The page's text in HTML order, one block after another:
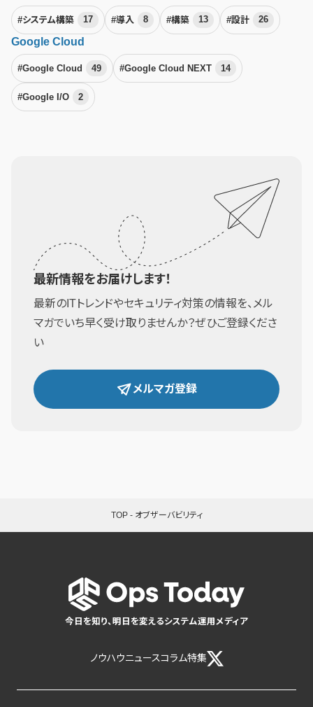
#システム構築 17 #導入 8 #構築 13 #設計 26
Google Cloud
#Google Cloud 49 #Google Cloud NEXT 14
#Google I/O 2
最新情報をお届けします！
最新のITトレンドやセキュリティ対策の情報を、メル
マガでいち早く受け取りませんか？ぜひご登録くださ
い
メルマガ登録
TOP- オブザーバビリティ
今日を知り、明日を変えるシステム運用メディア
ノウハウニュースコラム特集